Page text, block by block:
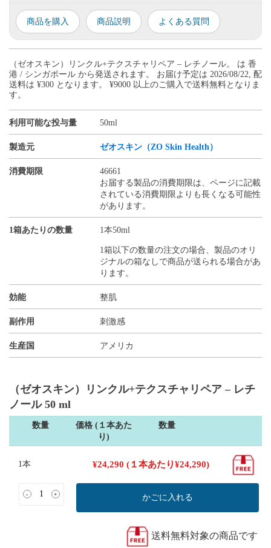
商品を購入 商品説明 よくある質問
（ゼオスキン）リンクル+テクスチャリペア – レチノール。 は 香
港 / シンガポール から発送されます。 お届け予定は 2026/08/22, 配
送料は ¥300 となります。 ¥9000 以上のご購入で送料無料となりま
す。
利用可能な投与量 50ml
製造元 ゼオスキン（ZO Skin Health）
消費期限
46661
お届する製品の消費期限は、ページに記載
されている消費期限よりも長くなる可能性
があります。
1箱あたりの数量 1本50ml
1箱以下の数量の注文の場合、製品のオリ
ジナルの箱なしで商品が送られる場合があ
ります。
効能 整肌
副作用 刺激感
生産国 アメリカ
（ゼオスキン）リンクル+テクスチャリペア – レチ
ノール 50 ml
数量
価格 (１本あた
り)
数量
1本 ¥24,290 (１本あたり¥24,290)
- + かごに入れる
送料無料対象の商品です